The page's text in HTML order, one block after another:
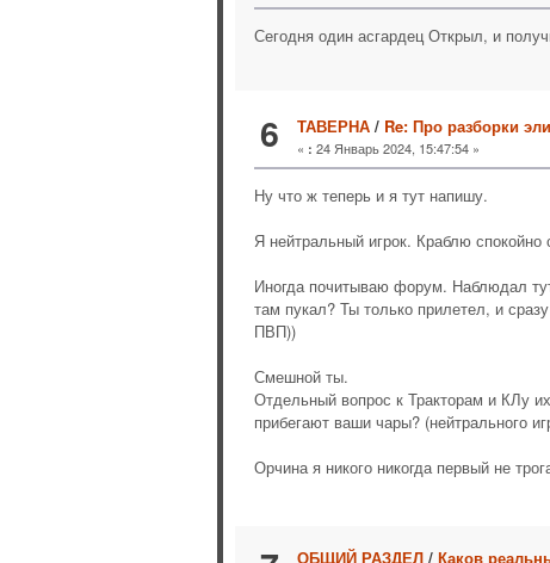
Сегодня один асгардец Открыл, и
6 ТАВЕРНА/ Re: Про разборки
« : 24 Январь 2024, 15:47:54 »
Ну что ж теперь и я тут напишу.
Я нейтральный игрок. Краблю спокойно
Иногда почитываю форум. Наблюдал
там пукал? Ты только прилетел, и
ПВП))
Смешной ты.
Отдельный вопрос к Тракторам и КЛу
прибегают ваши чары? (нейтрального
Орчина я никого никогда первый не
ОБЩИЙ РАЗДЕЛ/ Каков